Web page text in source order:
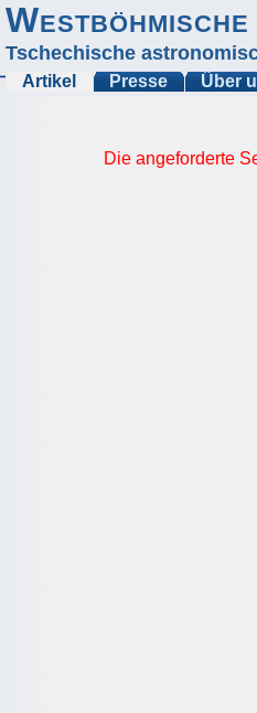
Tschechische
Artikel Presse Über
Die angeforderte